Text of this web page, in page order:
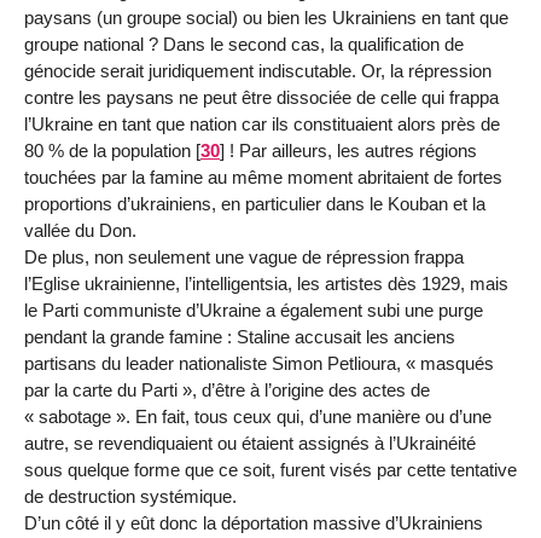
paysans (un groupe social) ou bien les Ukrainiens en tant que
groupe national ? Dans le second cas, la qualification de
génocide serait juridiquement indiscutable. Or, la répression
contre les paysans ne peut être dissociée de celle qui frappa
l’Ukraine en tant que nation car ils constituaient alors près de
80 % de la population [30] ! Par ailleurs, les autres régions
touchées par la famine au même moment abritaient de fortes
proportions d’ukrainiens, en particulier dans le Kouban et la
vallée du Don.
De plus, non seulement une vague de répression frappa
l’Eglise ukrainienne, l’intelligentsia, les artistes dès 1929, mais
le Parti communiste d’Ukraine a également subi une purge
pendant la grande famine : Staline accusait les anciens
partisans du leader nationaliste Simon Petlioura, « masqués
par la carte du Parti », d’être à l’origine des actes de
« sabotage ». En fait, tous ceux qui, d’une manière ou d’une
autre, se revendiquaient ou étaient assignés à l’Ukrainéité
sous quelque forme que ce soit, furent visés par cette tentative
de destruction systémique.
D’un côté il y eût donc la déportation massive d’Ukrainiens